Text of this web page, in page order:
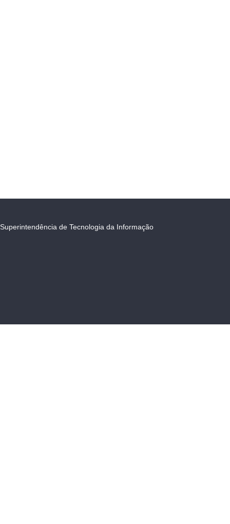
Superintendência de Tecnologia da Informação